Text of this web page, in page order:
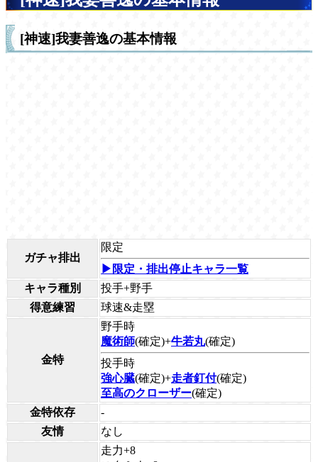
[神速]我妻善逸の基本情報
ガチャ排出
限定
▶限定・排出停止キャラ一覧
キャラ種別
投手+野手
得意練習
球速&走塁
金特
野手時
魔術師(確定)+牛若丸(確定)
投手時
強心臓(確定)+走者釘付(確定)
至高のクローザー(確定)
金特依存
-
友情
なし
走力+8